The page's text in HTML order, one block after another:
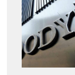
Adaugă
aici textul
pentru
subtitlu